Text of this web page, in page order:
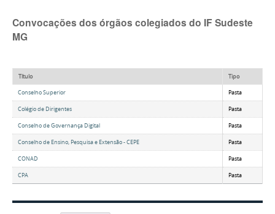
Convocações dos órgãos colegiados do IF Sudeste
MG
Título Tipo
Conselho Superior Pasta
Colégio de Dirigentes Pasta
Conselho de Governança Digital Pasta
Conselho de Ensino, Pesquisa e Extensão - CEPE Pasta
CONAD Pasta
CPA Pasta